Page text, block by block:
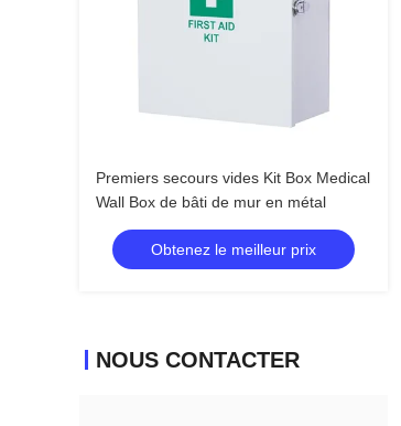
Premiers secours vides Kit Box Medical
Wall Box de bâti de mur en métal
Obtenez le meilleur prix
NOUS CONTACTER